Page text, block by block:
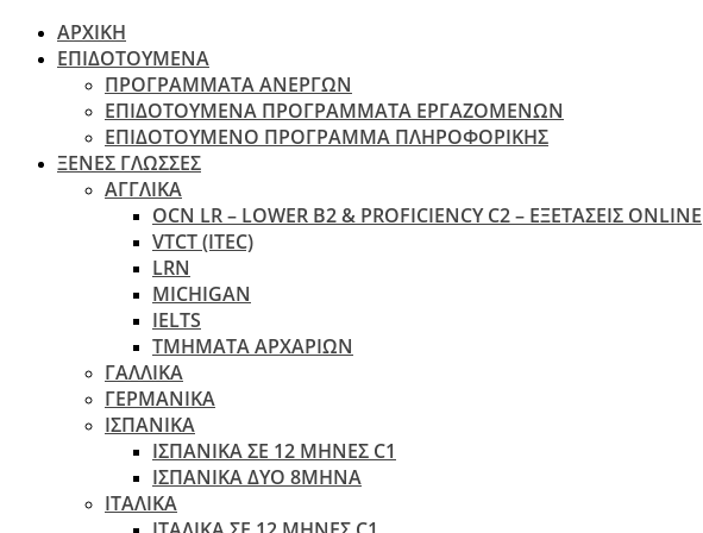
ΑΡΧΙΚΗ
ΕΠΙΔΟΤΟΥΜΕΝΑ
ΠΡΟΓΡΑΜΜΑΤΑ ΑΝΕΡΓΩΝ
ΕΠΙΔΟΤΟΥΜΕΝΑ ΠΡΟΓΡΑΜΜΑΤΑ ΕΡΓΑΖΟΜΕΝΩΝ
ΕΠΙΔΟΤΟΥΜΕΝΟ ΠΡΟΓΡΑΜΜΑ ΠΛΗΡΟΦΟΡΙΚΗΣ
ΞΕΝΕΣ ΓΛΩΣΣΕΣ
ΑΓΓΛΙΚΑ
OCN LR – LOWER B2 & PROFICIENCY C2 – ΕΞΕΤΆΣΕΙΣ ONLINE
VTCT (ITEC)
LRN
MICHIGAN
IELTS
ΤΜΗΜΑΤΑ ΑΡΧΑΡΙΩΝ
ΓΑΛΛΙΚΑ
ΓΕΡΜΑΝΙΚΑ
ΙΣΠΑΝΙΚΑ
ΙΣΠΑΝΙΚΑ ΣΕ 12 ΜΗΝΕΣ C1
ΙΣΠΑΝΙΚΑ ΔΥΟ 8ΜΗΝΑ
ΙΤΑΛΙΚΑ